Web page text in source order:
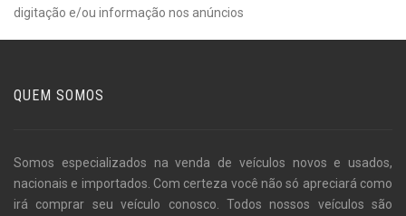
digitação e/ou informação nos anúncios
QUEM SOMOS
Somos especializados na venda de veículos novos e usados,
nacionais e importados. Com certeza você não só apreciará como
irá comprar seu veículo conosco. Todos nossos veículos são